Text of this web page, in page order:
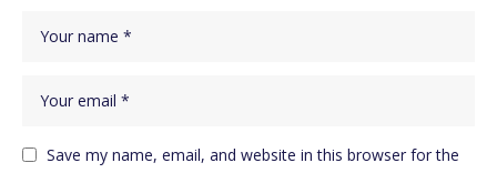
Save my name, email, and website in this browser for the